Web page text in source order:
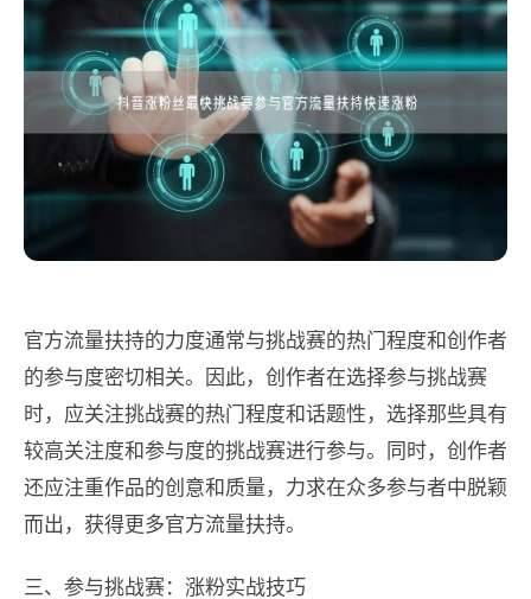
官方流量扶持的力度通常与挑战赛的热门程度和创作者
的参与度密切相关。因此，创作者在选择参与挑战赛
时，应关注挑战赛的热门程度和话题性，选择那些具有
较高关注度和参与度的挑战赛进行参与。同时，创作者
还应注重作品的创意和质量，力求在众多参与者中脱颖
而出，获得更多官方流量扶持。
三、参与挑战赛：涨粉实战技巧